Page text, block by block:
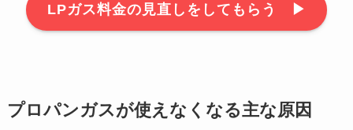
LPガス料金の見直しをしてもらう ▶︎
プロパンガスが使えなくなる主な原因